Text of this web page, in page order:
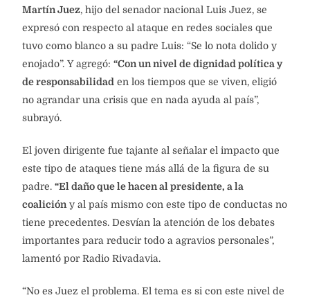
Martín Juez, hijo del senador nacional Luis Juez, se
expresó con respecto al ataque en redes sociales que
tuvo como blanco a su padre Luis: “Se lo nota dolido y
enojado”. Y agregó: “Con un nivel de dignidad política y
de responsabilidad en los tiempos que se viven, eligió
no agrandar una crisis que en nada ayuda al país”,
subrayó.
El joven dirigente fue tajante al señalar el impacto que
este tipo de ataques tiene más allá de la figura de su
padre. “El daño que le hacen al presidente, a la
coalicióny al país mismo con este tipo de conductas no
tiene precedentes. Desvían la atención de los debates
importantes para reducir todo a agravios personales”,
lamentó por Radio Rivadavia.
“No es Juez el problema. El tema es si con este nivel de